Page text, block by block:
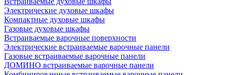
Электрические духовые шкафы
Компактные духовые шкафы
Газовые духовые шкафы
Встраиваемые варочные поверхности
Электрические встраиваемые варочные панели
Газовые встраиваемые варочные панели
ДОМИНО встраиваемые варочные панели